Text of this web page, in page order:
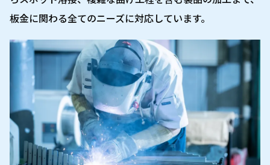
板金に関わる全てのニーズに対応しています。